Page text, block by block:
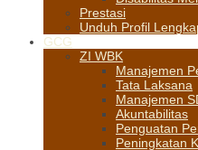
Prestasi
Unduh Profil
GCG
ZI WBK
Manajemen
Tata Laksana
Manajemen
Akuntabilitas
Penguatan
Peningkatan